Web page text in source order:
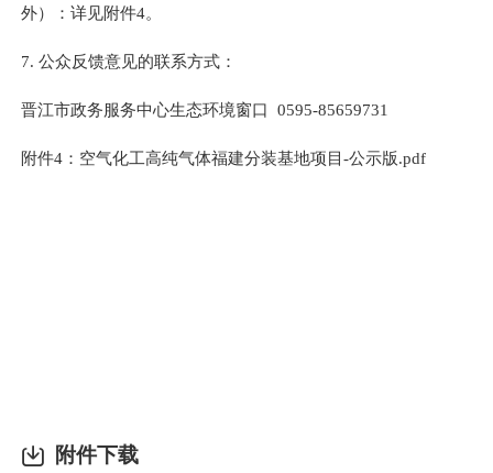
外）：详见附件4。
7. 公众反馈意见的联系方式：
晋江市政务服务中心生态环境窗口 0595-85659731
附件4 ： 空气化工高纯气体福建分装基地项目-公示版.pdf
附件下载